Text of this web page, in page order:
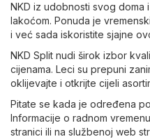
NKD iz udobnosti svog doma
lakoćom. Ponuda je
i već sada iskoristite sjajne
NKD Split nudi širok izbor
cijenama. Leci su prepuni
oklijevajte i otkrijte cijeli
Pitate se kada je određena
Informacije o radnom
stranici ili na službenoj web